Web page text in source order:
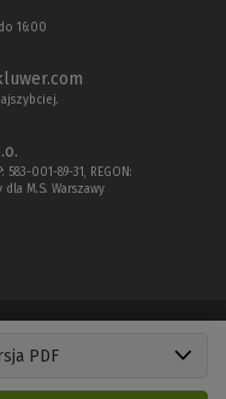
PDF
16:00
001-89-31, REGON:
dla M.S. Warszawy
Sp. z o.o.